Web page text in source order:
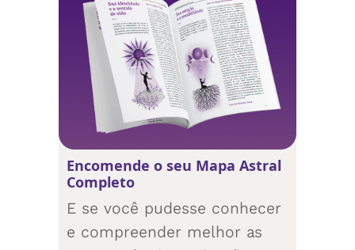
Encomende o seu Mapa Astral
Completo
E se você pudesse conhecer
e compreender melhor as